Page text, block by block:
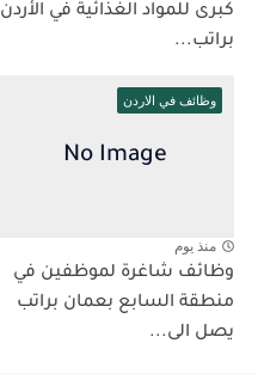
كبرى للمواد الغذائية في الأردن
براتب...
وظائف في الاردن
منذ يوم
وظائف شاغرة لموظفين في
منطقة السابع بعمان براتب
يصل الى...